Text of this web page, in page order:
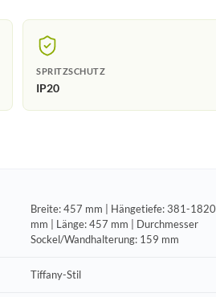
SPRITZSCHUTZ
IP20
Breite: 457 mm | Hängetiefe: 381-1820
mm | Länge: 457 mm | Durchmesser
Sockel/Wandhalterung: 159 mm
Tiffany-Stil